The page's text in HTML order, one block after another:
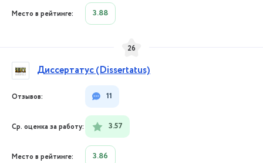
3.88
26
Диссертатус (Dissertatus)
11
3.57
3.86